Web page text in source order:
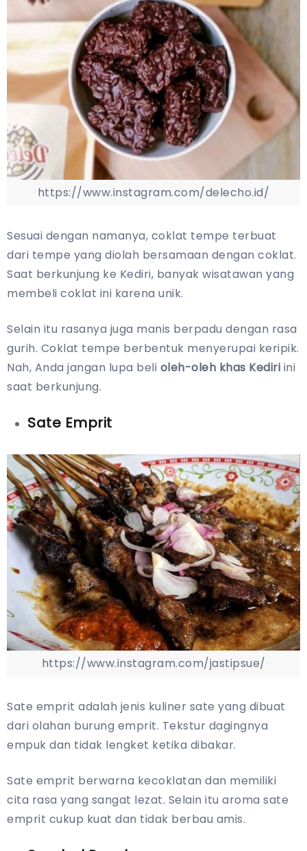
https://www.instagram.com/delecho.id/
Sesuai dengan namanya, coklat tempe terbuat
dari tempe yang diolah bersamaan dengan coklat.
Saat berkunjung ke Kediri, banyak wisatawan yang
membeli coklat ini karena unik.
Selain itu rasanya juga manis berpadu dengan rasa
gurih. Coklat tempe berbentuk menyerupai keripik.
Nah, Anda jangan lupa beli oleh-oleh khas Kediri ini
saat berkunjung.
Sate Emprit
https://www.instagram.com/jastipsue/
Sate emprit adalah jenis kuliner sate yang dibuat
dari olahan burung emprit. Tekstur dagingnya
empuk dan tidak lengket ketika dibakar.
Sate emprit berwarna kecoklatan dan memiliki
cita rasa yang sangat lezat. Selain itu aroma sate
emprit cukup kuat dan tidak berbau amis.